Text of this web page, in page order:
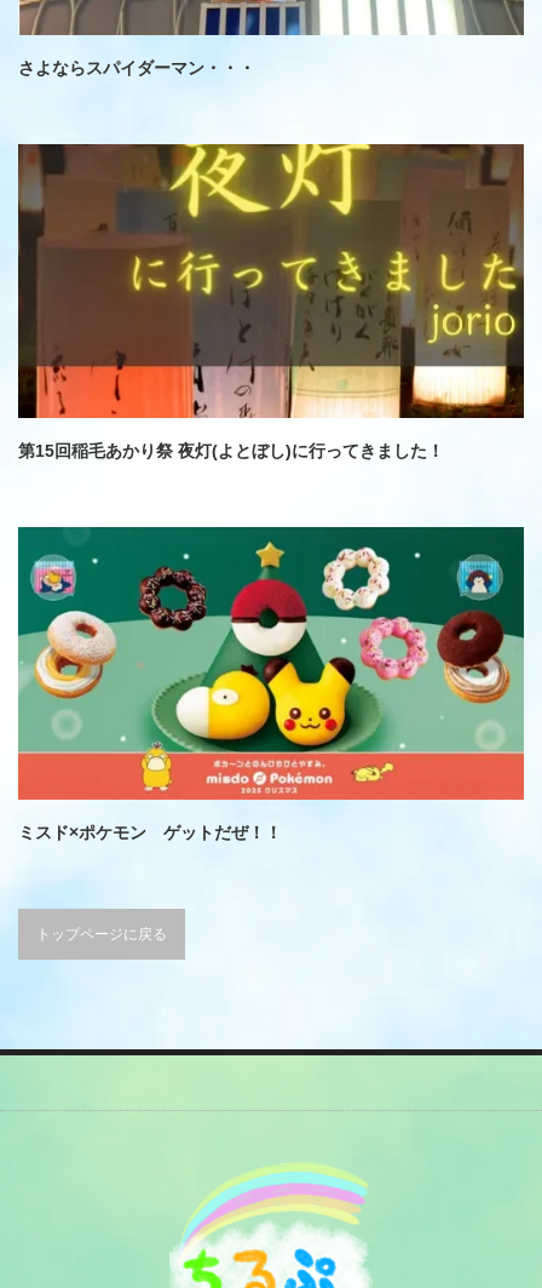
さよならスパイダーマン・・・
第15回稲毛あかり祭 夜灯(よとぼし)に行ってきました！
ミスド×ポケモン ゲットだぜ！！
トップページに戻る